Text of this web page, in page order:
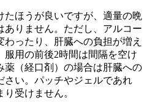
たほうが良いですが、適量の晩
りません。ただし、アルコー
ったり、肝臓への負担が増え
服用の前後2時間は間隔を空け
薬（経口剤）の場合は肝臓への
さい。パッチやジェルであれ
受けません。